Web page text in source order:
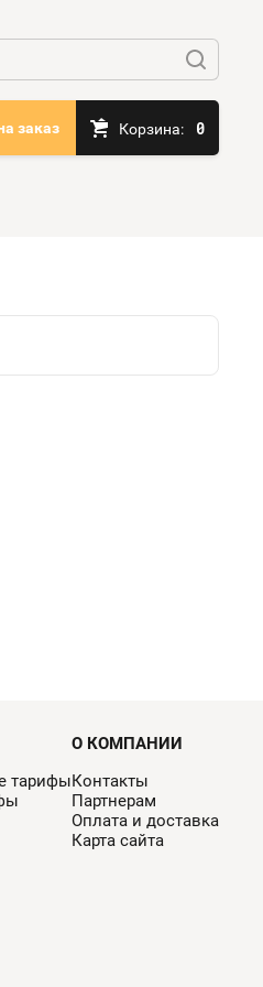
заказ Корзина: 0
тарифы
О КОМПАНИИ
Контакты
Партнерам
Оплата и доставка
Карта сайта